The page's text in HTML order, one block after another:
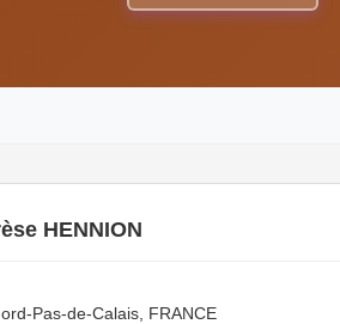
HENNION
Pas-de-Calais, FRANCE